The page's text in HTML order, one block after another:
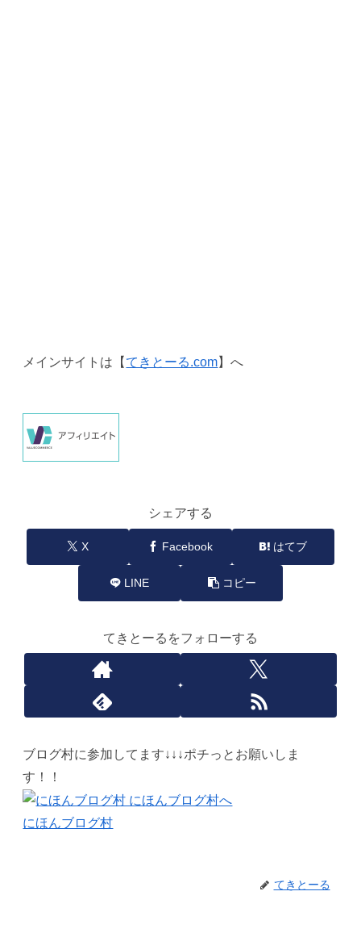
メインサイトは【てきとーる.com】へ
シェアする
X Facebook はてブ
LINE コピー
てきとーるをフォローする
ブログ村に参加してます↓↓↓ポチっとお願いしま
す！！
にほんブログ村
てきとーる